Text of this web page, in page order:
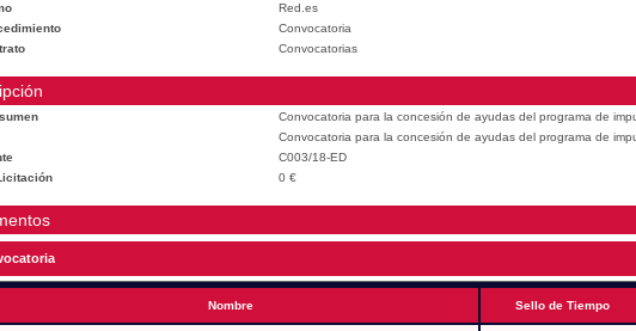
Red.es
Convocatoria
Convocatorias
Convocatoria para la concesión de ayudas del programa de
Convocatoria para la concesión de ayudas del programa de
C003/18-ED
0 €
Nombre Sello de Tiempo